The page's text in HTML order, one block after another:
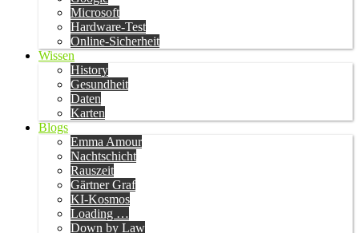
Microsoft
Hardware-Test
Online-Sicherheit
Wissen
History
Gesundheit
Daten
Karten
Blogs
Emma Amour
Nachtschicht
Rauszeit
Gärtner Graf
KI-Kosmos
Loading …
Down by Law